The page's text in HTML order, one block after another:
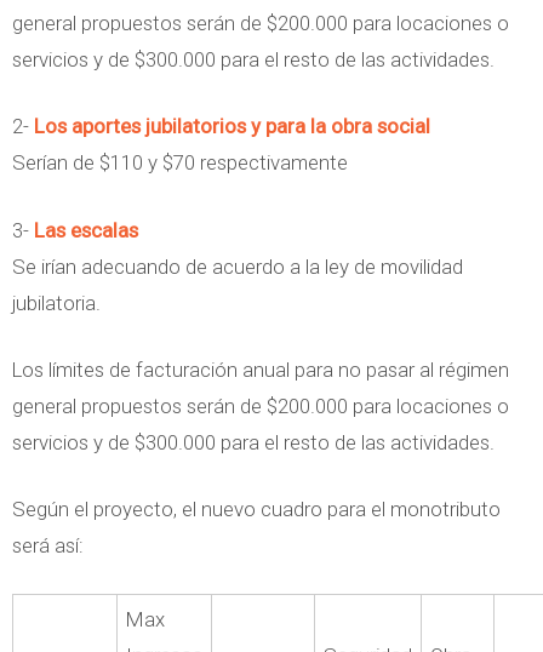
u
t
l
t
d
e
c
h
i
e
general propuestos serán de $200.000 para locaciones o
servicios y de $300.000 para el resto de las actividades.
2- Los aportes jubilatorios y para la obra social
Serían de $110 y $70 respectivamente
3- Las escalas
Se irían adecuando de acuerdo a la ley de movilidad
jubilatoria.
Los límites de facturación anual para no pasar al régimen
general propuestos serán de $200.000 para locaciones o
servicios y de $300.000 para el resto de las actividades.
Según el proyecto, el nuevo cuadro para el monotributo
será así:
Max